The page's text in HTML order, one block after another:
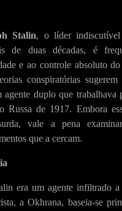
Stalin, o líder
de duas décadas, é
e ao controle absoluto
conspiratórias
agente duplo que trabalhava
Russa de 1917. Embora
vale a pena
que a cercam.
era um agente infiltrado a
a Okhrana, baseia-se